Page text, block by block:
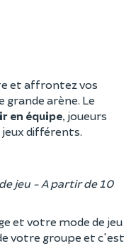
et affrontez vos
grande arène. Le
en équipe, joueurs
jeux différents.
jeu - A partir de 10
et votre mode de jeu
votre groupe et c'est